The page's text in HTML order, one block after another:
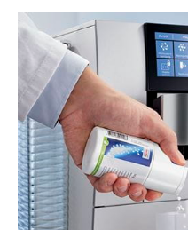
más
información